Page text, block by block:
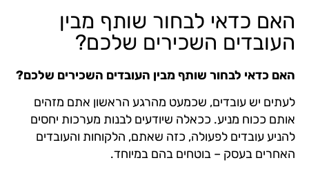
האם כדאי לבחור שותף מבין
העובדים השכירים שלכם?
האם כדאי לבחור שותף מבין העובדים השכירים שלכם?
לעתים יש עובדים, שכמעט מהרגע הראשון אתם מזהים
אותם ככוח מניע. ככאלה שיודעים לבנות מערכות יחסים
להניע עובדים לפעולה, כזה שאתם, הלקוחות והעובדים
האחרים בעסק – בוטחים בהם במיוחד.